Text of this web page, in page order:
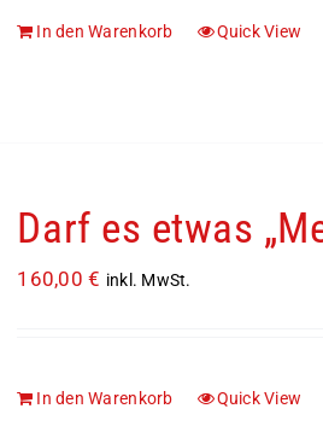
In den Warenkorb Quick View
Darf es etwas
160,00€ inkl. MwSt.
In den Warenkorb Quick View